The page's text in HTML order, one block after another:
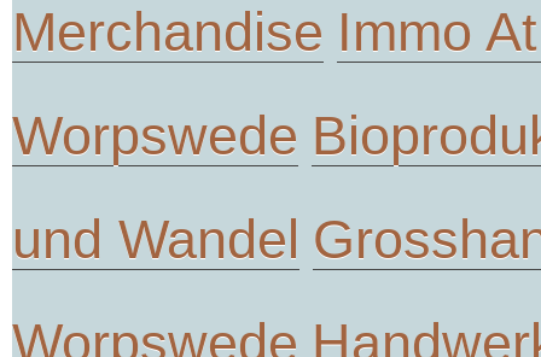
Merchandise Immo
Worpswede
und Wandel
Worpswede